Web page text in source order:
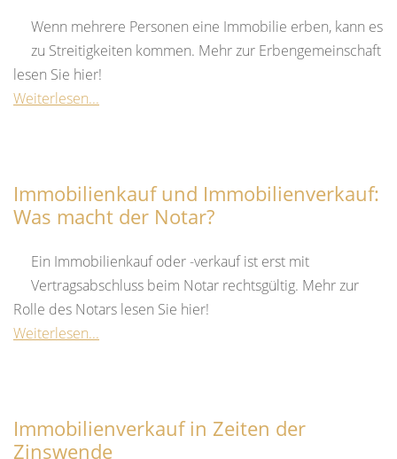
Wenn mehrere Personen eine Immobilie erben, kann es
zu Streitigkeiten kommen. Mehr zur Erbengemeinschaft
lesen Sie hier!
Weiterlesen...
Immobilienkauf und Immobilienverkauf:
Was macht der Notar?
Ein Immobilienkauf oder -verkauf ist erst mit
Vertragsabschluss beim Notar rechtsgültig. Mehr zur
Rolle des Notars lesen Sie hier!
Weiterlesen...
Immobilienverkauf in Zeiten der
Zinswende